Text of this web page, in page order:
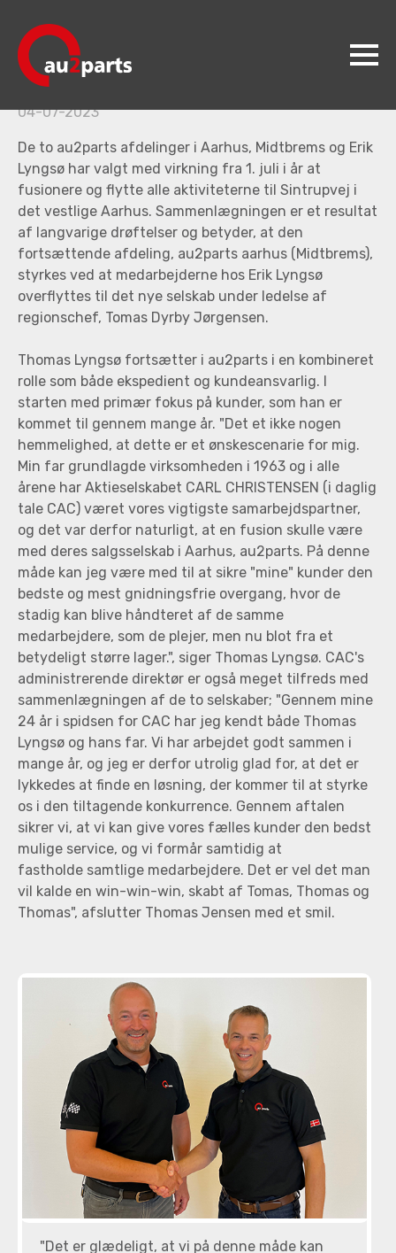
Produkter
Videncenter
Koncepter
Kontakt
Jobs
Fusion i au2parts
AU2PARTS AARHUS C
AFDELINGEN FLYTTER
04-07-2023
De to au2parts afdelinger i Aarhus, Midtbrems og Erik
Lyngsø har valgt med virkning fra 1. juli i år at
fusionere og flytte alle aktiviteterne til Sintrupvej i
det vestlige Aarhus. Sammenlægningen er et resultat
af langvarige drøftelser og betyder, at den
fortsættende afdeling, au2parts aarhus (Midtbrems),
styrkes ved at medarbejderne hos Erik Lyngsø
overflyttes til det nye selskab under ledelse af
regionschef, Tomas Dyrby Jørgensen.
Thomas Lyngsø fortsætter i au2parts i en kombineret
rolle som både ekspedient og kundeansvarlig. I
starten med primær fokus på kunder, som han er
kommet til gennem mange år. "Det et ikke nogen
hemmelighed, at dette er et ønskescenarie for mig.
Min far grundlagde virksomheden i 1963 og i alle
årene har Aktieselskabet CARL CHRISTENSEN (i daglig
tale CAC) været vores vigtigste samarbejdspartner,
og det var derfor naturligt, at en fusion skulle være
med deres salgsselskab i Aarhus, au2parts. På denne
måde kan jeg være med til at sikre "mine" kunder den
bedste og mest gnidningsfrie overgang, hvor de
stadig kan blive håndteret af de samme
medarbejdere, som de plejer, men nu blot fra et
betydeligt større lager.", siger Thomas Lyngsø. CAC's
administrerende direktør er også meget tilfreds med
sammenlægningen af de to selskaber; "Gennem mine
24 år i spidsen for CAC har jeg kendt både Thomas
Lyngsø og hans far. Vi har arbejdet godt sammen i
mange år, og jeg er derfor utrolig glad for, at det er
lykkedes at finde en løsning, der kommer til at styrke
os i den tiltagende konkurrence. Gennem aftalen
sikrer vi, at vi kan give vores fælles kunder den bedst
mulige service, og vi formår samtidig at
fastholde samtlige medarbejdere. Det er vel det man
vil kalde en win-win-win, skabt af Tomas, Thomas og
Thomas", afslutter Thomas Jensen med et smil.
"Det er glædeligt, at vi på denne måde kan